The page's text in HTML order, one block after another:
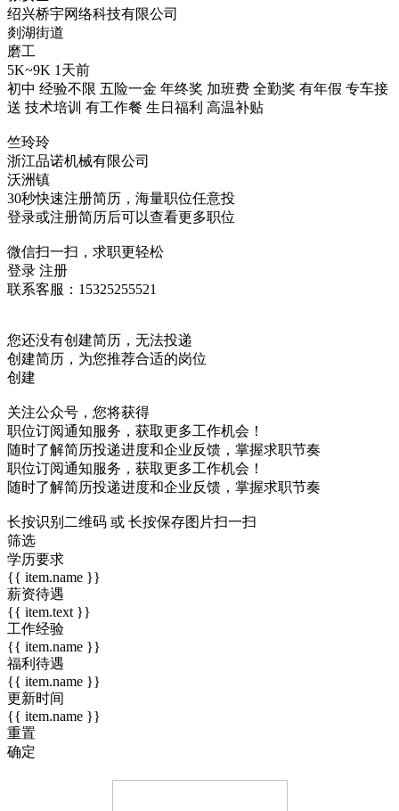
绍兴桥宇网络科技有限公司
剡湖街道
磨工
5K~9K 1天前
初中 经验不限 五险一金 年终奖 加班费 全勤奖 有年假 专车接
送 技术培训 有工作餐 生日福利 高温补贴
竺玲玲
浙江品诺机械有限公司
沃洲镇
30秒快速注册简历，海量职位任意投
登录或注册简历后可以查看更多职位
微信扫一扫，求职更轻松
登录 注册
联系客服：15325255521
您还没有创建简历，无法投递
创建简历，为您推荐合适的岗位
创建
关注公众号，您将获得
职位订阅通知服务，获取更多工作机会！
随时了解简历投递进度和企业反馈，掌握求职节奏
职位订阅通知服务，获取更多工作机会！
随时了解简历投递进度和企业反馈，掌握求职节奏
长按识别二维码 或 长按保存图片扫一扫
筛选
学历要求
{{ item.name }}
薪资待遇
{{ item.text }}
工作经验
{{ item.name }}
福利待遇
{{ item.name }}
更新时间
{{ item.name }}
重置
确定